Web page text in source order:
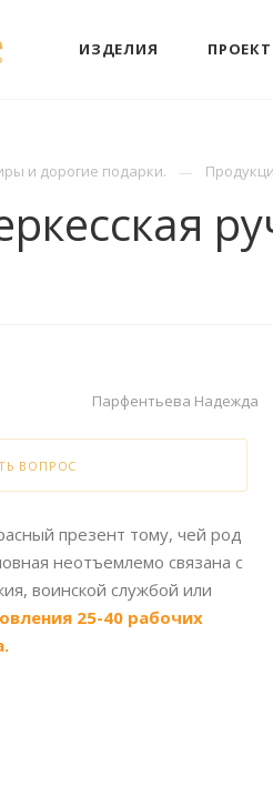
ИЗДЕЛИЯ
и дорогие подарки.
Парфентьева Надежда
ВОПРОС
презент тому, чей род
неотъемлемо связана с
воинской службой или
25-40 рабочих